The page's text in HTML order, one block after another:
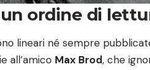
ordine di
lineari né sempre
all’amico Max Brod, che